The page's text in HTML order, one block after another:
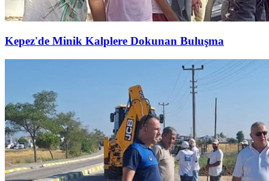
Kepez'de Minik Kalplere Dokunan Buluşma